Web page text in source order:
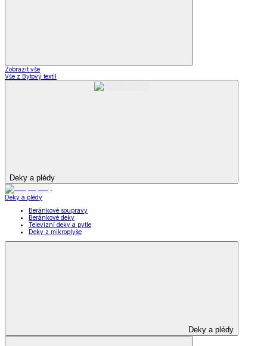
Zobrazit vše
Vše z Bytový textil
Deky a plédy
Deky a plédy
Beránkové soupravy
Beránkové deky
Televizní deky a pytle
Deky z mikroplyše
Deky a plédy